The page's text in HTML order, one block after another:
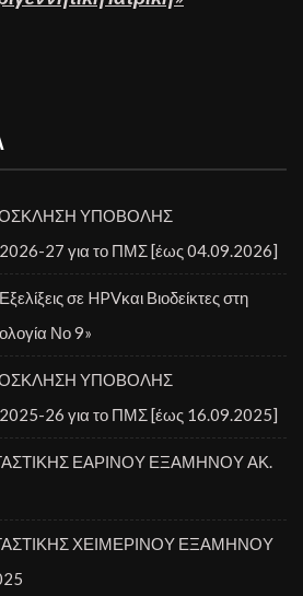
ΥΠΟΒΟΛΗΣ
27 για το ΠΜΣ [έως 04.09.2026]
σε HPVκαι Βιοδείκτες στη
Νο 9»
ΥΠΟΒΟΛΗΣ
26 για το ΠΜΣ [έως 16.09.2025]
ΕΑΡΙΝΟΥ ΕΞΑΜΗΝΟΥ ΑΚ.
ΧΕΙΜΕΡΙΝΟΥ ΕΞΑΜΗΝΟΥ